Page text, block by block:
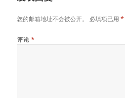
您的邮箱地址不会被公开。 必填项已用*
评论 *